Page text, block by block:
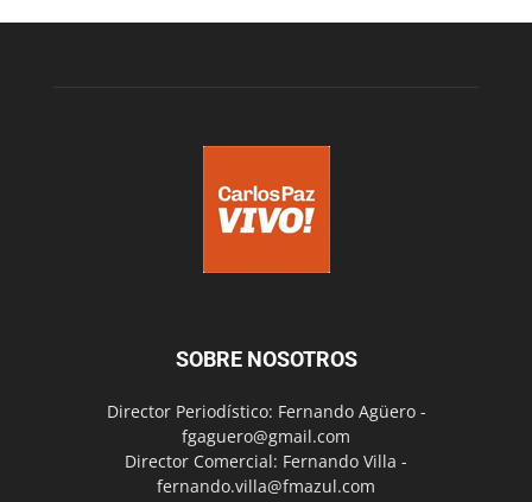
SOBRE NOSOTROS
Director Periodístico: Fernando Agüero -
fgaguero@gmail.com
Director Comercial: Fernando Villa -
fernando.villa@fmazul.com